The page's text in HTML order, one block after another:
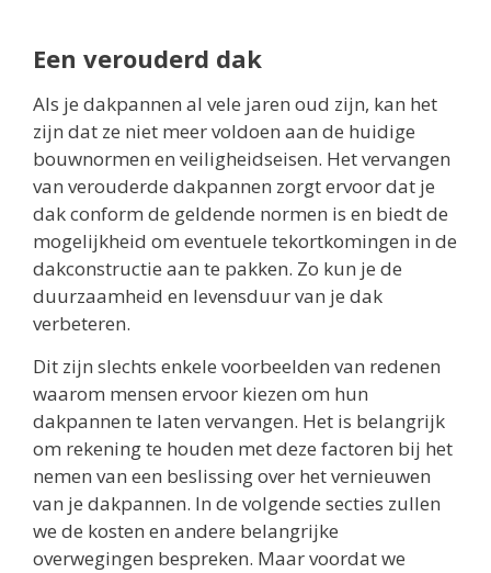
Een verouderd dak
Als je dakpannen al vele jaren oud zijn, kan het
zijn dat ze niet meer voldoen aan de huidige
bouwnormen en veiligheidseisen. Het vervangen
van verouderde dakpannen zorgt ervoor dat je
dak conform de geldende normen is en biedt de
mogelijkheid om eventuele tekortkomingen in de
dakconstructie aan te pakken. Zo kun je de
duurzaamheid en levensduur van je dak
verbeteren.
Dit zijn slechts enkele voorbeelden van redenen
waarom mensen ervoor kiezen om hun
dakpannen te laten vervangen. Het is belangrijk
om rekening te houden met deze factoren bij het
nemen van een beslissing over het vernieuwen
van je dakpannen. In de volgende secties zullen
we de kosten en andere belangrijke
overwegingen bespreken. Maar voordat we